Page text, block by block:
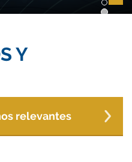
Y
relevantes